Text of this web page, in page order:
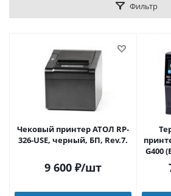
Фильтр
Чековый принтер АТОЛ RP-
326-USE, черный, БП, Rev.7.
9 600 ₽/шт
G400